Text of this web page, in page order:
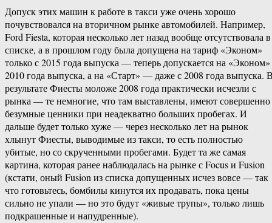
Допуск этих машин к работе в такси уже очень хорошо
почувствовался на вторичном рынке автомобилей. Например,
Ford Fiesta, которая несколько лет назад вообще отсутствовала в
списке, а в прошлом году была допущена на тариф «Эконом»
только с 2015 года выпуска — теперь допускается на «Эконом»
2010 года выпуска, а на «Старт» — даже с 2008 года выпуска.
результате Фиесты моложе 2008 года практически исчезли с
рынка — те немногие, что там выставлены, имеют совершенно
безумные ценники при неадекватно больших пробегах. И
дальше будет только хуже — через несколько лет на рынок
хлынут Фиесты, выводимые из такси, то есть полностью
убитые, но со скрученными пробегами. Будет та же самая
картина, которая ранее наблюдалась на рынке с Focus и Fusion
(кстати, оный Fusion из списка допущенных исчез вовсе — так
что готовьтесь, бомбилы кинутся их продавать, пока цены
сильно не упали — но это будут «живые трупы», только лишь
подкрашенные и напудренные).